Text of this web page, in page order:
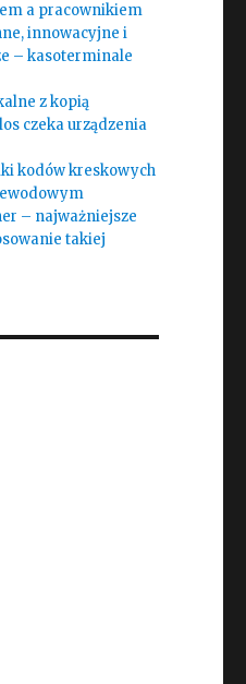
a pracownikiem
innowacyjne i
– kasoterminale
z kopią
czeka urządzenia
kodów kreskowych
– najważniejsze
takiej